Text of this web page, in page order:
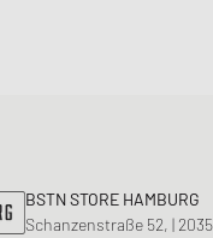
BSTN STORE HAMBURG
Schanzenstraße 52, |